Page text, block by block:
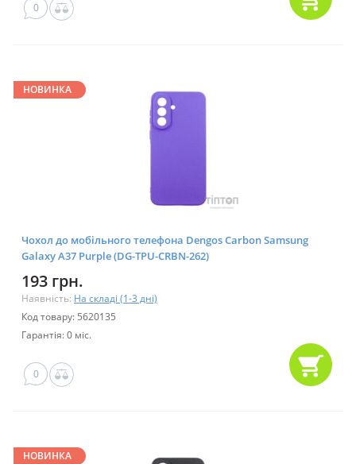
0
НОВИНКА
Чохол до мобільного телефона Dengos Carbon Samsung
Galaxy A37 Purple (DG-TPU-CRBN-262)
193 грн.
Наявність: На складі (1-3 дні)
Код товару: 5620135
Гарантія: 0 міс.
0
НОВИНКА